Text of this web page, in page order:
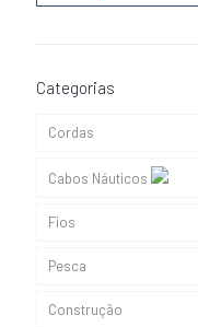
Categorias
Cordas
Cabos Náuticos
Cabos de Adriça
Cabos de Amarração
Cabos Elásticos
Fios
Pesca
Construção